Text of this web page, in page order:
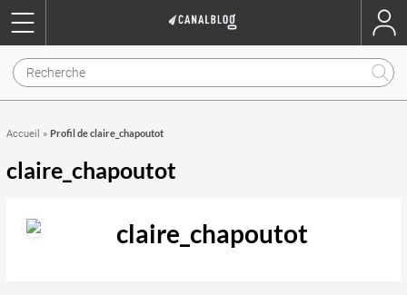
Accueil » Profil de claire_chapoutot
claire_chapoutot
claire_chapoutot